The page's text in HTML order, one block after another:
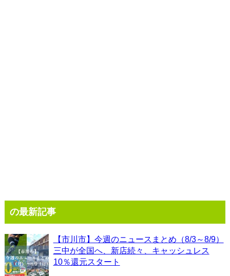
の最新記事
【市川市】今週のニュースまとめ（8/3～8/9）
三中が全国へ、新店続々、キャッシュレス
10％還元スタート